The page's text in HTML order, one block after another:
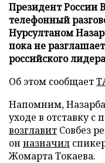
Президент России
телефонный
Нурсултаном
пока не
российского
Об этом сообщает
Напомним,
уходе в отставку с
возглавит Совбез
он назначил
Жомарта Токаева.